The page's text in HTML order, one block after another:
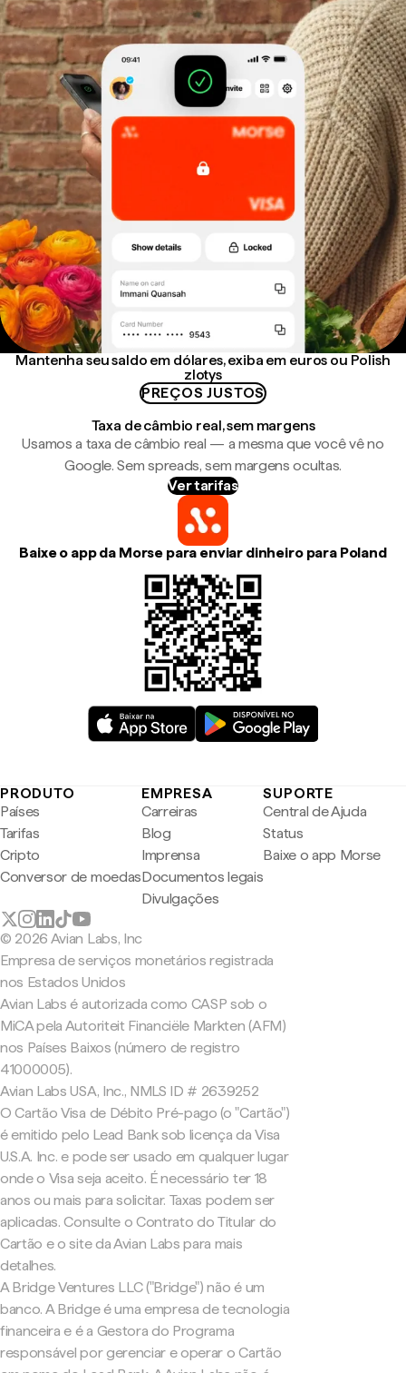
Mantenha seu saldo em dólares, exiba em euros ou Polish
zlotys
PREÇOS JUSTOS
Taxa de câmbio real, sem margens
Usamos a taxa de câmbio real — a mesma que você vê no
Google. Sem spreads, sem margens ocultas.
Ver tarifas
Baixe o app da Morse para enviar dinheiro para Poland
PRODUTO
Países
Tarifas
Cripto
Conversor de moedas
EMPRESA
Carreiras
Blog
Imprensa
Documentos legais
Divulgações
SUPORTE
Central de Ajuda
Status
Baixe o app Morse
© 2026 Avian Labs, Inc
Empresa de serviços monetários registrada
nos Estados Unidos
Avian Labs é autorizada como CASP sob o
MiCA pela Autoriteit Financiële Markten (AFM)
nos Países Baixos (número de registro
41000005).
Avian Labs USA, Inc., NMLS ID # 2639252
O Cartão Visa de Débito Pré-pago (o "Cartão")
é emitido pelo Lead Bank sob licença da Visa
U.S.A. Inc. e pode ser usado em qualquer lugar
onde o Visa seja aceito. É necessário ter 18
anos ou mais para solicitar. Taxas podem ser
aplicadas. Consulte o Contrato do Titular do
Cartão e o site da Avian Labs para mais
detalhes.
A Bridge Ventures LLC ("Bridge") não é um
banco. A Bridge é uma empresa de tecnologia
financeira e é a Gestora do Programa
responsável por gerenciar e operar o Cartão